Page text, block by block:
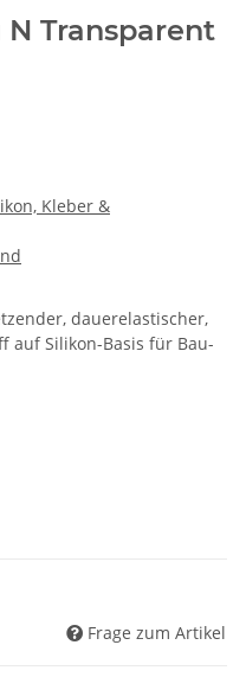
Transparent
Kleber &
dauerelastischer,
auf Silikon-Basis für Bau-
Frage zum Artikel